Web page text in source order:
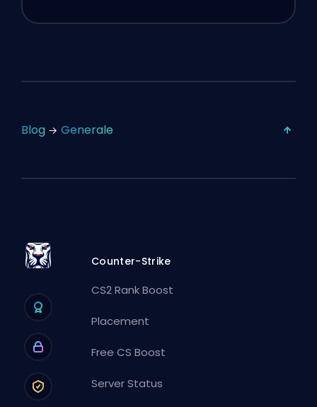
Blog Generale
Counter-Strike
CS2 Rank Boost
Placement
Free CS Boost
Server Status